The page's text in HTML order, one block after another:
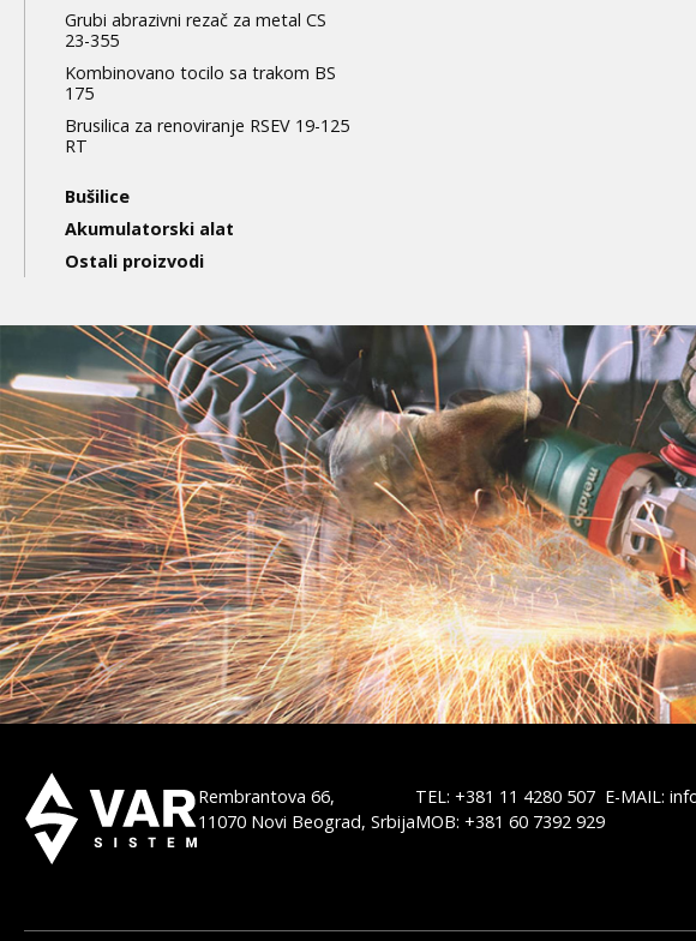
Grubi abrazivni rezač za metal CS
23-355
Kombinovano tocilo sa trakom BS
175
Brusilica za renoviranje RSEV 19-125
RT
Bušilice
Akumulatorski alat
Ostali proizvodi
Rembrantova 66,
11070 Novi Beograd, Srbija
TEL: +381 11 4280 507
MOB: +381 60 7392 929
E-MAIL: